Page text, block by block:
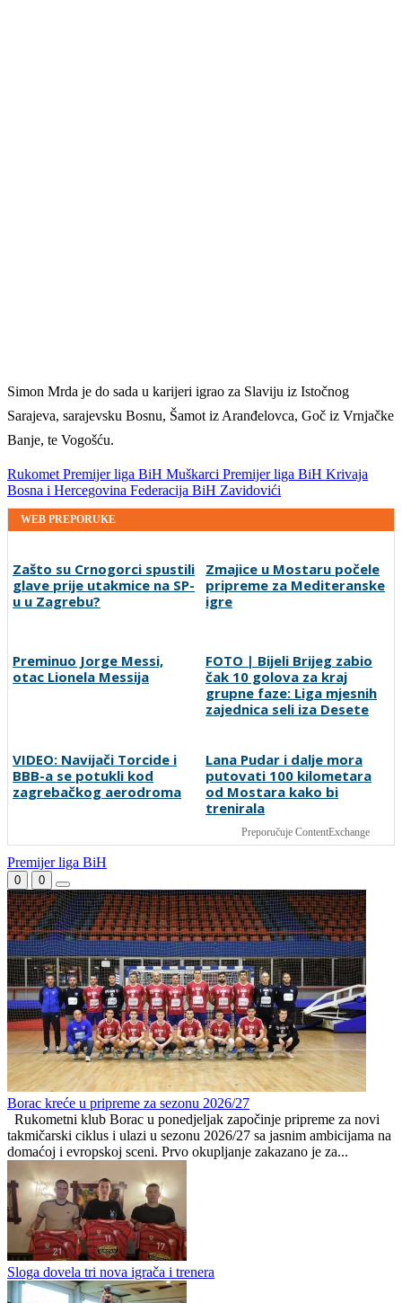
Simon Mrda je do sada u karijeri igrao za Slaviju iz Istočnog
Sarajeva, sarajevsku Bosnu, Šamot iz Aranđelovca, Goč iz Vrnjačke
Banje, te Vogošću.
Rukomet Premijer liga BiH Muškarci Premijer liga BiH Krivaja
Bosna i Hercegovina Federacija BiH Zavidovići
WEB PREPORUKE
Zašto su Crnogorci spustili
glave prije utakmice na SP-
u u Zagrebu?
Zmajice u Mostaru počele
pripreme za Mediteranske
igre
otac Lionela Messija
FOTO | Bijeli Brijeg zabio
čak 10 golova za kraj
VIDEO: Navijači Torcide i
BBB-a se potukli kod
zagrebačkog aerodroma
Lana Pudar i dalje mora
putovati 100 kilometara
od Mostara kako bi
trenirala
Preporučuje ContentExchange
Premijer liga BiH
0 0